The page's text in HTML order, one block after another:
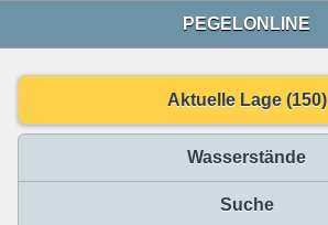
PEGELONLINE
Aktuelle Lage (150)
Wasserstände
Suche